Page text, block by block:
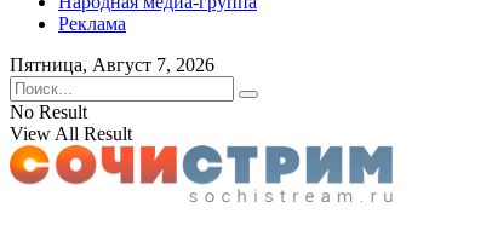
Реклама
Пятница, Август 7, 2026
No Result
View All Result